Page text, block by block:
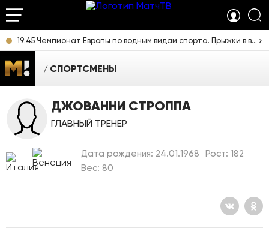
19:45 Чемпионат Европы по водным видам спорта. Прыжки в воду. Мужчины. Вышка. Прямая трансляция из Франции
СПОРТСМЕНЫ
ДЖОВАННИ СТРОППА
ГЛАВНЫЙ ТРЕНЕР
Дата рождения: 24.01.1968
Рост: 182
Вес: 80